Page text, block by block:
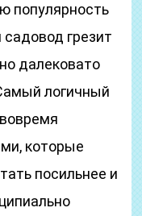
популярность
грезит
далековато
логичный
которые
посильнее и